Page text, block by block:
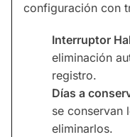
configuración con
Interruptor
eliminación
registro.
Días a
se conservan
eliminarlos.